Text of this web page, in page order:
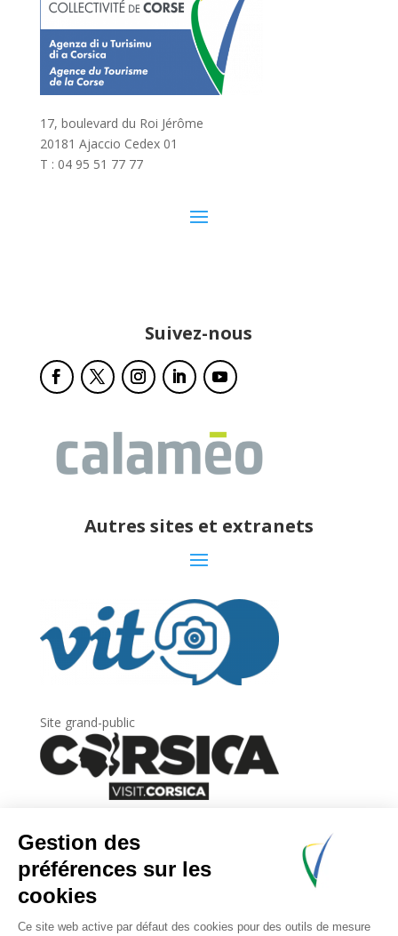
17, boulevard du Roi Jérôme
20181 Ajaccio Cedex 01
T : 04 95 51 77 77
Suivez-nous
Autres sites et extranets
Site grand-public
Newsletter
Inscrivez-vous àla lettre d’information
l’Agence du tourisme de la Corse.